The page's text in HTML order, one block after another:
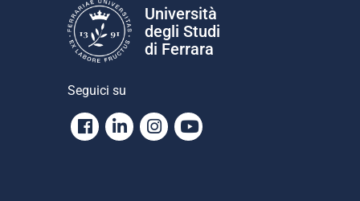
Università
degli Studi
di Ferrara
Seguici su
Facebook
LinkedinInstagram
Youtube